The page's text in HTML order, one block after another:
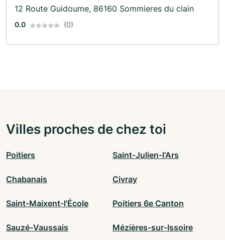
12 Route Guidoume, 86160 Sommieres du clain
0.0 (0)
Villes proches de chez toi
Poitiers Saint-Julien-l'Ars
Chabanais Civray
Saint-Maixent-l'École Poitiers 6e Canton
Sauzé-Vaussais Mézières-sur-Issoire